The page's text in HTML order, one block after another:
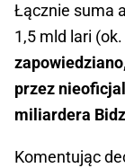
Łącznie suma
1,5 mld lari
przez
miliardera
Komentując